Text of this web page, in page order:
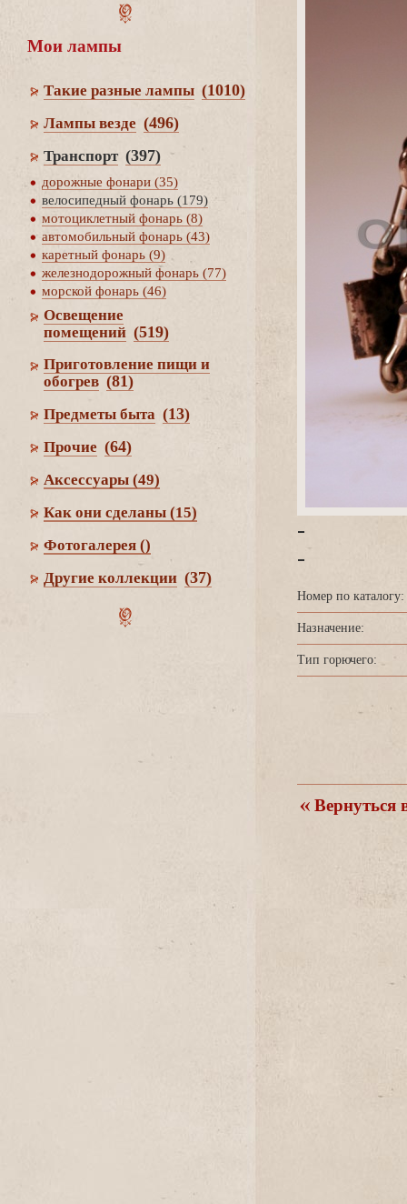
Мои лампы
Такие разные лампы (1010)
Лампы везде (496)
Транспорт (397)
дорожные фонари (35)
елосипедный фонарь (179)
мотоциклетный фонарь (8)
автомобильный фонарь (43)
каретный фонарь (9)
железнодорожный фонарь (77)
морской фонарь (46)
Освещение
помещений (519)
Приготовление пищи и
обогре (81)
Предметы быта (13)
Прочие (64)
Аксессуары (49)
Как они сделаны (15)
Фотогалерея ()
Другие коллекции (37)
-
-
Номер по каталогу:
Назначение:
Тип горючего:
ернуться